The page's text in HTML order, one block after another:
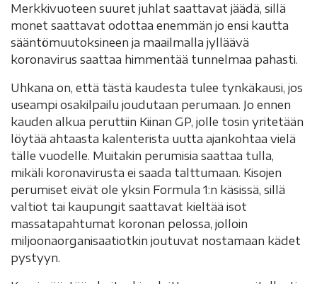
Merkkivuoteen suuret juhlat saattavat jäädä, sillä
monet saattavat odottaa enemmän jo ensi kautta
sääntömuutoksineen ja maailmalla jylläävä
koronavirus saattaa himmentää tunnelmaa pahasti.
Uhkana on, että tästä kaudesta tulee tynkäkausi, jos
useampi osakilpailu joudutaan perumaan. Jo ennen
kauden alkua peruttiin Kiinan GP, jolle tosin yritetään
löytää ahtaasta kalenterista uutta ajankohtaa vielä
tälle vuodelle. Muitakin perumisia saattaa tulla,
mikäli koronavirusta ei saada talttumaan. Kisojen
perumiset eivät ole yksin Formula 1:n käsissä, sillä
valtiot tai kaupungit saattavat kieltää isot
massatapahtumat koronan pelossa, jolloin
miljoonaorganisaatiotkin joutuvat nostamaan kädet
pystyyn.